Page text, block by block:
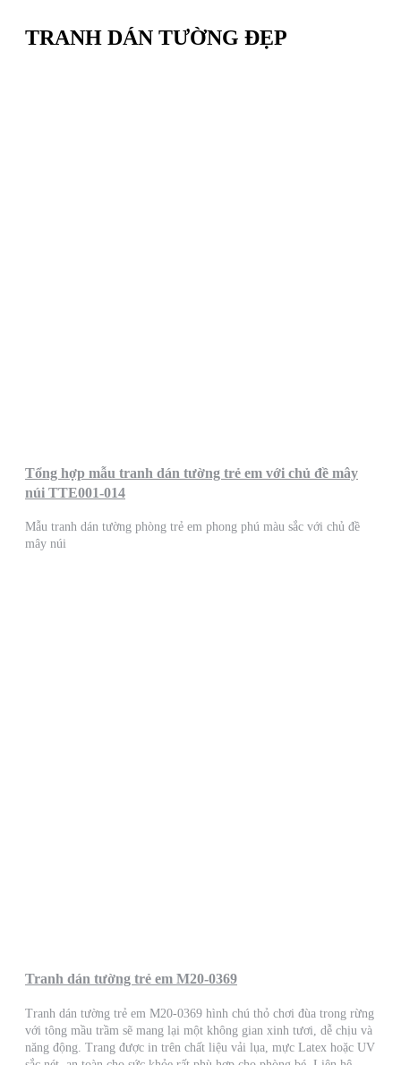
TRANH DÁN TƯỜNG ĐẸP
Tổng hợp mẫu tranh dán tường trẻ em với chủ đề mây
núi TTE001-014
Mẫu tranh dán tường phòng trẻ em phong phú màu sắc với chủ đề
mây núi
Tranh dán tường trẻ em M20-0369
Tranh dán tường trẻ em M20-0369 hình chú thỏ chơi đùa trong rừng
với tông mầu trầm sẽ mang lại một không gian xinh tươi, dễ chịu và
năng động. Trang được in trên chất liệu vải lụa, mực Latex hoặc UV